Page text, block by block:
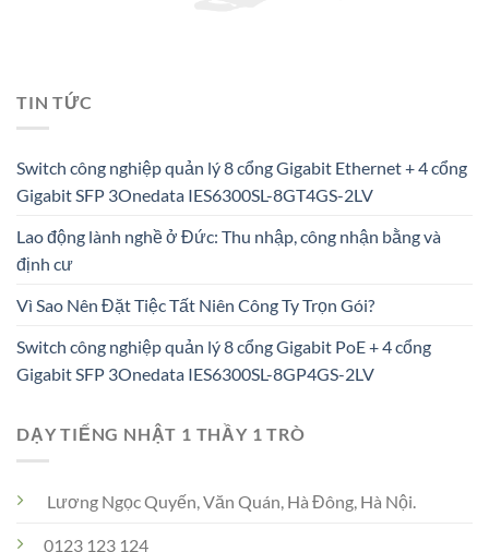
TIN TỨC
Switch công nghiệp quản lý 8 cổng Gigabit Ethernet + 4 cổng
Gigabit SFP 3Onedata IES6300SL-8GT4GS-2LV
Lao động lành nghề ở Đức: Thu nhập, công nhận bằng và
định cư
Vì Sao Nên Đặt Tiệc Tất Niên Công Ty Trọn Gói?
Switch công nghiệp quản lý 8 cổng Gigabit PoE + 4 cổng
Gigabit SFP 3Onedata IES6300SL-8GP4GS-2LV
DẠY TIẾNG NHẬT 1 THẦY 1 TRÒ
Lương Ngọc Quyến, Văn Quán, Hà Đông, Hà Nội.
0123 123 124